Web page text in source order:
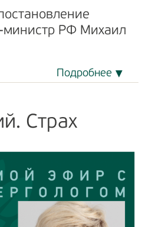
министр РФ Михаил
Подробнее
Страх